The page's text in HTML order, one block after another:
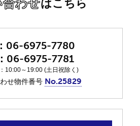
はこちら
06-6975-7780
06-6975-7781
10:00～19:00 (土日祝除く)
せ物件番号 No.25829